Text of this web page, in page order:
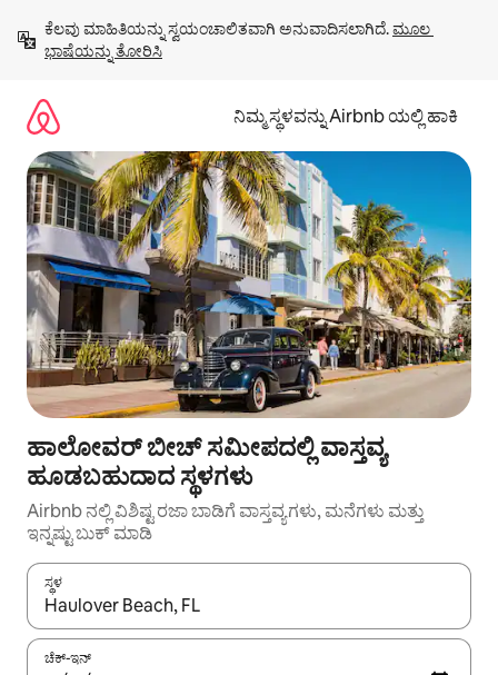
ಹೋಗಿ
ಕೆಲವು ಮಾಹಿತಿಯನ್ನು ಸ್ವಯಂಚಾಲಿತವಾಗಿ ಅನುವಾದಿಸಲಾಗಿದೆ. ಮೂಲ
ಭಾಷೆಯನ್ನು ತೋರಿಸಿ
ನಿಮ್ಮ ಸ್ಥಳವನ್ನು Airbnb ಯಲ್ಲಿ ಹಾಕಿ
ಹಾಲೋವರ್ ಬೀಚ್ ಸಮೀಪದಲ್ಲಿ ವಾಸ್ತವ್ಯ
ಹೂಡಬಹುದಾದ ಸ್ಥಳಗಳು
Airbnb ನಲ್ಲಿ ವಿಶಿಷ್ಟ ರಜಾ ಬಾಡಿಗೆ ವಾಸ್ತವ್ಯಗಳು, ಮನೆಗಳು ಮತ್ತು
ಇನ್ನಷ್ಟು ಬುಕ್ ಮಾಡಿ
ಸ್ಥಳ
ಫಲಿತಾಂಶಗಳು ಲಭ್ಯವಿರುವಾಗ, ಅಪ್ ಮತ್ತು ಡೌನ್ ಬಾಣದ ಕೀಲಿಗಳೊಂದಿಗೆ
ಚೆಕ್-ಇನ್